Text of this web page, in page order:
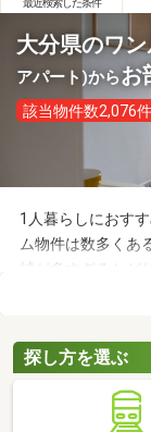
最近検索した条件
大分県のワ
アパート)からお
該当物件数2,076件
1人暮らしにおす
ム物件は数多くあ
補が多すぎるとど
を選ぶときは、間
を見つけましょう
探し方を選ぶ